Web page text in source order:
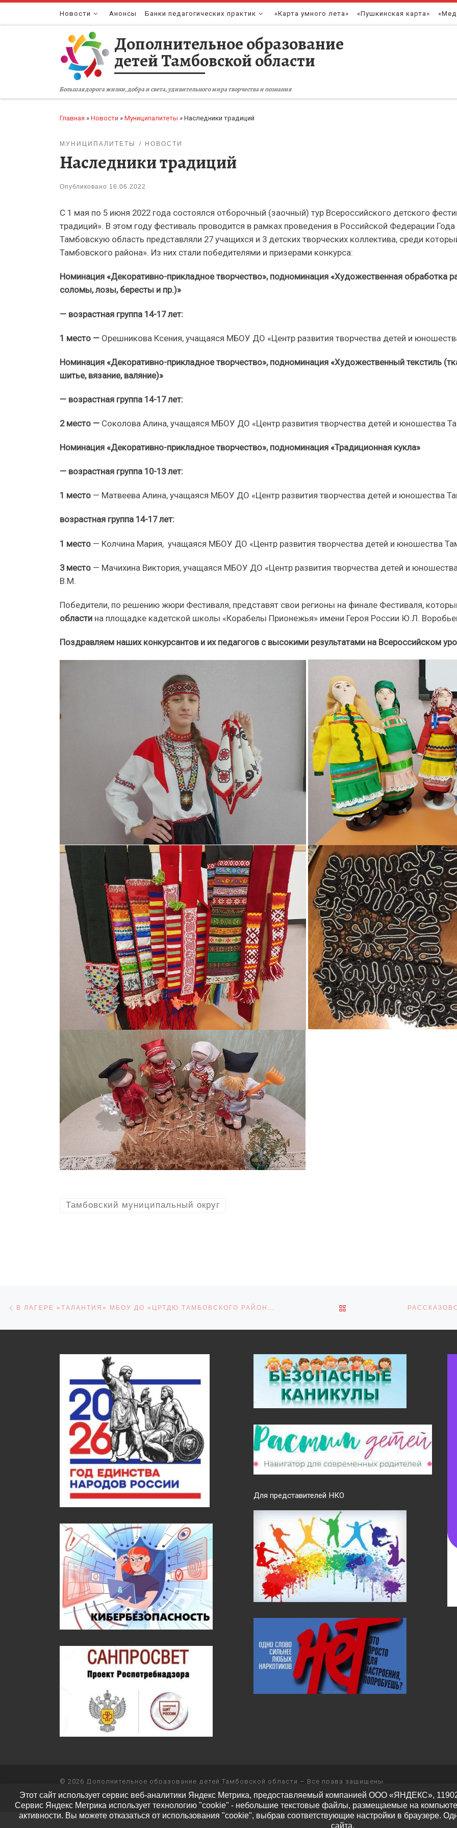
Перейти к содержимому
Новости Анонсы Банки педагогических практик «Карта умного лета» «Пушкинская карта»
Дополнительное образование
детей Тамбовской области
Большая дорога жизни, добра и света, удивительного мира творчества и познания
Главная » Новости » Муниципалитеты » Наследники традиций
МУНИЦИПАЛИТЕТЫ НОВОСТИ
Наследники традиций
Опубликовано 16.06.2022
С 1 мая по 5 июня 2022 года состоялся отборочный (заочный) тур Всероссийского детского
традиций». В этом году фестиваль проводится в рамках проведения в Российской Федерации
Тамбовскую область представляли 27 учащихся и 3 детских творческих коллектива, среди
Тамбовского района». Из них стали победителями и призерами конкурса:
Номинация «Декоративно-прикладное творчество», подноминация «Художественная обработка
соломы, лозы, бересты и пр.)»
— возрастная группа 14-17 лет:
1 место — Орешникова Ксения, учащаяся МБОУ ДО «Центр развития творчества детей и
Номинация «Декоративно-прикладное творчество», подноминация «Художественный текстиль
шитье, вязание, валяние)»
— возрастная группа 14-17 лет:
2 место — Соколова Алина, учащаяся МБОУ ДО «Центр развития творчества детей и юношества
Номинация «Декоративно-прикладное творчество», подноминация «Традиционная кукла»
— возрастная группа 10-13 лет:
1 место — Матвеева Алина, учащаяся МБОУ ДО «Центр развития творчества детей и юношества
возрастная группа 14-17 лет:
1 место — Колчина Мария, учащаяся МБОУ ДО «Центр развития творчества детей и юношества
3 место — Мачихина Виктория, учащаяся МБОУ ДО «Центр развития творчества детей и
В.М.
Победители, по решению жюри Фестиваля, представят свои регионы на финале Фестиваля,
области на площадке кадетской школы «Корабелы Прионежья» имени Героя России Ю.Л.
Поздравляем наших конкурсантов и их педагогов с высокими результатами на Всероссийском
Тамбовский муниципальный округ
Навигация по записям В ЛАГЕРЕ «ТАЛАНТИЯ» МБОУ ДО «ЦРТДЮ ТАМБОВСКОГО РАЙОНА» ЗАКИПЕЛА ЛЕТНЯЯ ЖИЗНЬ ОБРАТНО К СПИСКУ
Для представителей НКО
© 2026 Дополнительное образование детей Тамбовской области – Все права защищены
Работает наWP– Разработан вТема Customizr
Этот сайт использует сервис веб-аналитики Яндекс Метрика, предоставляемый компанией ООО «ЯНДЕКС»,
Сервис Яндекс Метрика использует технологию "cookie" - небольшие текстовые файлы, размещаемые на
активности. Вы можете отказаться от использования "cookie", выбрав соответствующие настройки в браузере.
сайта.